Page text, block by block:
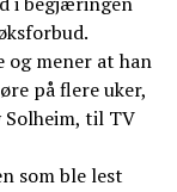
mener at han
på flere uker,
Solheim, til TV
som ble lest